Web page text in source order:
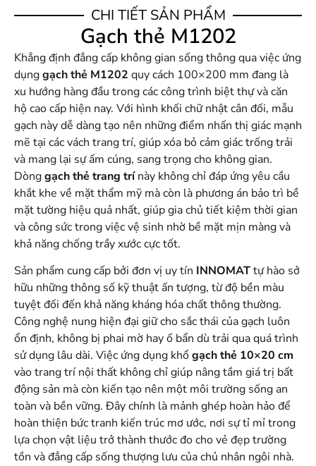
CHI TIẾT SẢN PHẨM
Gạch thẻ M1202
Khẳng định đẳng cấp không gian sống thông qua việc ứng
dụnggạch thẻ M1202 quy cách 100×200 mm đang là
xu hướng hàng đầu trong các công trình biệt thự và căn
hộ cao cấp hiện nay. Với hình khối chữ nhật cân đối, mẫu
gạch này dễ dàng tạo nên những điểm nhấn thị giác mạnh
mẽ tại các vách trang trí, giúp xóa bỏ cảm giác trống trải
và mang lại sự ấm cúng, sang trọng cho không gian.
Dònggạch thẻ trang trínày không chỉ đáp ứng yêu cầu
khắt khe về mặt thẩm mỹ mà còn là phương án bảo trì bề
mặt tường hiệu quả nhất, giúp gia chủ tiết kiệm thời gian
và công sức trong việc vệ sinh nhờ bề mặt mịn màng và
khả năng chống trầy xước cực tốt.
Sản phẩm cung cấp bởi đơn vị uy tín INNOMATtự hào sở
hữu những thông số kỹ thuật ấn tượng, từ độ bền màu
tuyệt đối đến khả năng kháng hóa chất thông thường.
Công nghệ nung hiện đại giữ cho sắc thái của gạch luôn
ổn định, không bị phai mờ hay ố bẩn dù trải qua quá trình
sử dụng lâu dài. Việc ứng dụng khổgạch thẻ 10×20 cm
vào trang trí nội thất không chỉ giúp nâng tầm giá trị bất
động sản mà còn kiến tạo nên một môi trường sống an
toàn và bền vững. Đây chính là mảnh ghép hoàn hảo để
hoàn thiện bức tranh kiến trúc mơ ước, nơi sự tỉ mỉ trong
lựa chọn vật liệu trở thành thước đo cho vẻ đẹp trường
tồn và đẳng cấp sống thượng lưu của chủ nhân ngôi nhà.